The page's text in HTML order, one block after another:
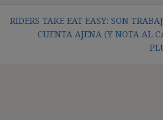
RIDERS TAKE EAT EASY: SON
CUENTA AJENA (Y NOTA AL